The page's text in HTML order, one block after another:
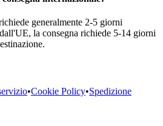
generalmente 2-5 giorni
la consegna richiede 5-14 giorni
•Cookie Policy•Spedizione